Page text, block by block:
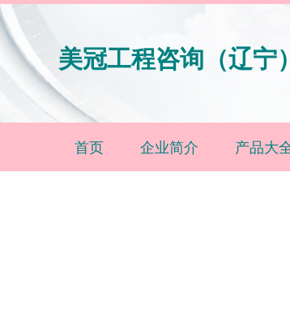
美冠工程咨询（辽宁
首页 企业简介 产品大